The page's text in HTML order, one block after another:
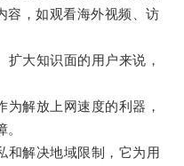
容，如观看海外视频、访
大知识面的用户来说，
解放上网速度的利器，
解决地域限制，它为用